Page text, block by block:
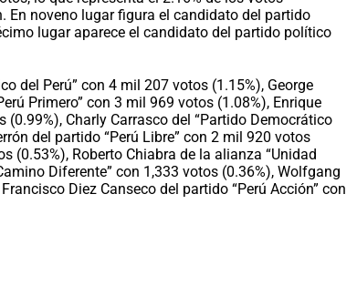
noveno lugar figura el candidato del partido
lugar aparece el candidato del partido político
del Perú” con 4 mil 207 votos (1.15%), George
Primero” con 3 mil 969 votos (1.08%), Enrique
Charly Carrasco del “Partido Democrático
del partido “Perú Libre” con 2 mil 920 votos
(0.53%), Roberto Chiabra de la alianza “Unidad
Diferente” con 1,333 votos (0.36%), Wolfgang
Diez Canseco del partido “Perú Acción” con